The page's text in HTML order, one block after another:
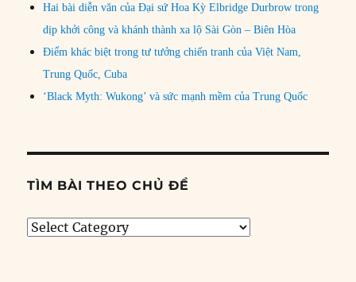
Hai bài diễn văn của Đại sứ Hoa Kỳ Elbridge Durbrow trong
dịp khởi công và khánh thành xa lộ Sài Gòn – Biên Hòa
Điểm khác biệt trong tư tưởng chiến tranh của Việt Nam,
Trung Quốc, Cuba
‘Black Myth: Wukong’ và sức mạnh mềm của Trung Quốc
TÌM BÀI THEO CHỦ ĐỀ
Tìm